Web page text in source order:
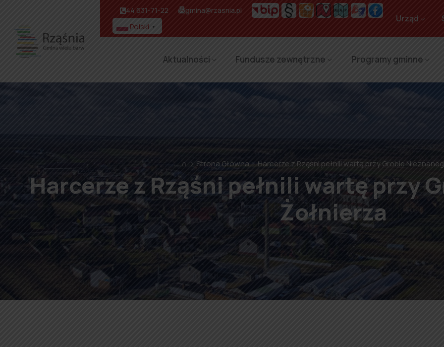
44 631-71-22 gmina@rzasnia.pl
Polski ▼
Urząd
Aktualności Fundusze zewnętrzne Programy gminne
⌂ Strona Główna Harcerze z Rząśni pełnili wartę przy Grobie
Harcerze z Rząśni pełnili wartę przy
Żołnierza